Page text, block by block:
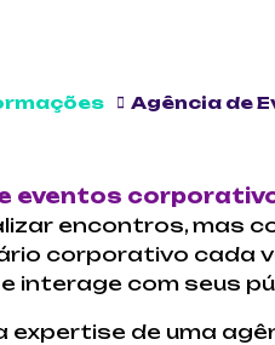
Agência de
eventos
encontros, mas
corporativo cada
interage com seus
expertise de uma